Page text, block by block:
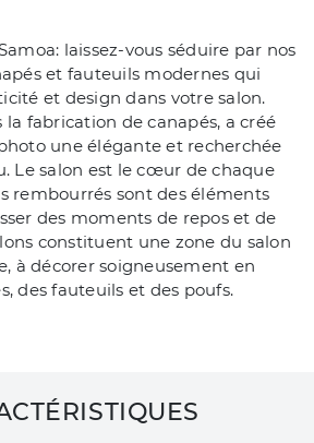
laissez-vous séduire par nos
et fauteuils modernes qui
et design dans votre salon.
la fabrication de canapés, a créé
une élégante et recherchée
Le salon est le cœur de chaque
rembourrés sont des éléments
des moments de repos et de
constituent une zone du salon
à décorer soigneusement en
des fauteuils et des poufs.